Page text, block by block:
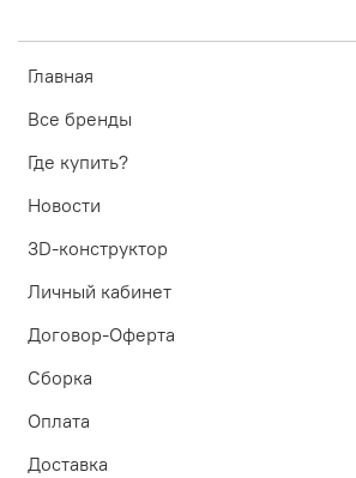
Главная
Все бренды
Где купить?
Новости
3D-конструктор
Личный кабинет
Договор-Оферта
Сборка
Оплата
Доставка